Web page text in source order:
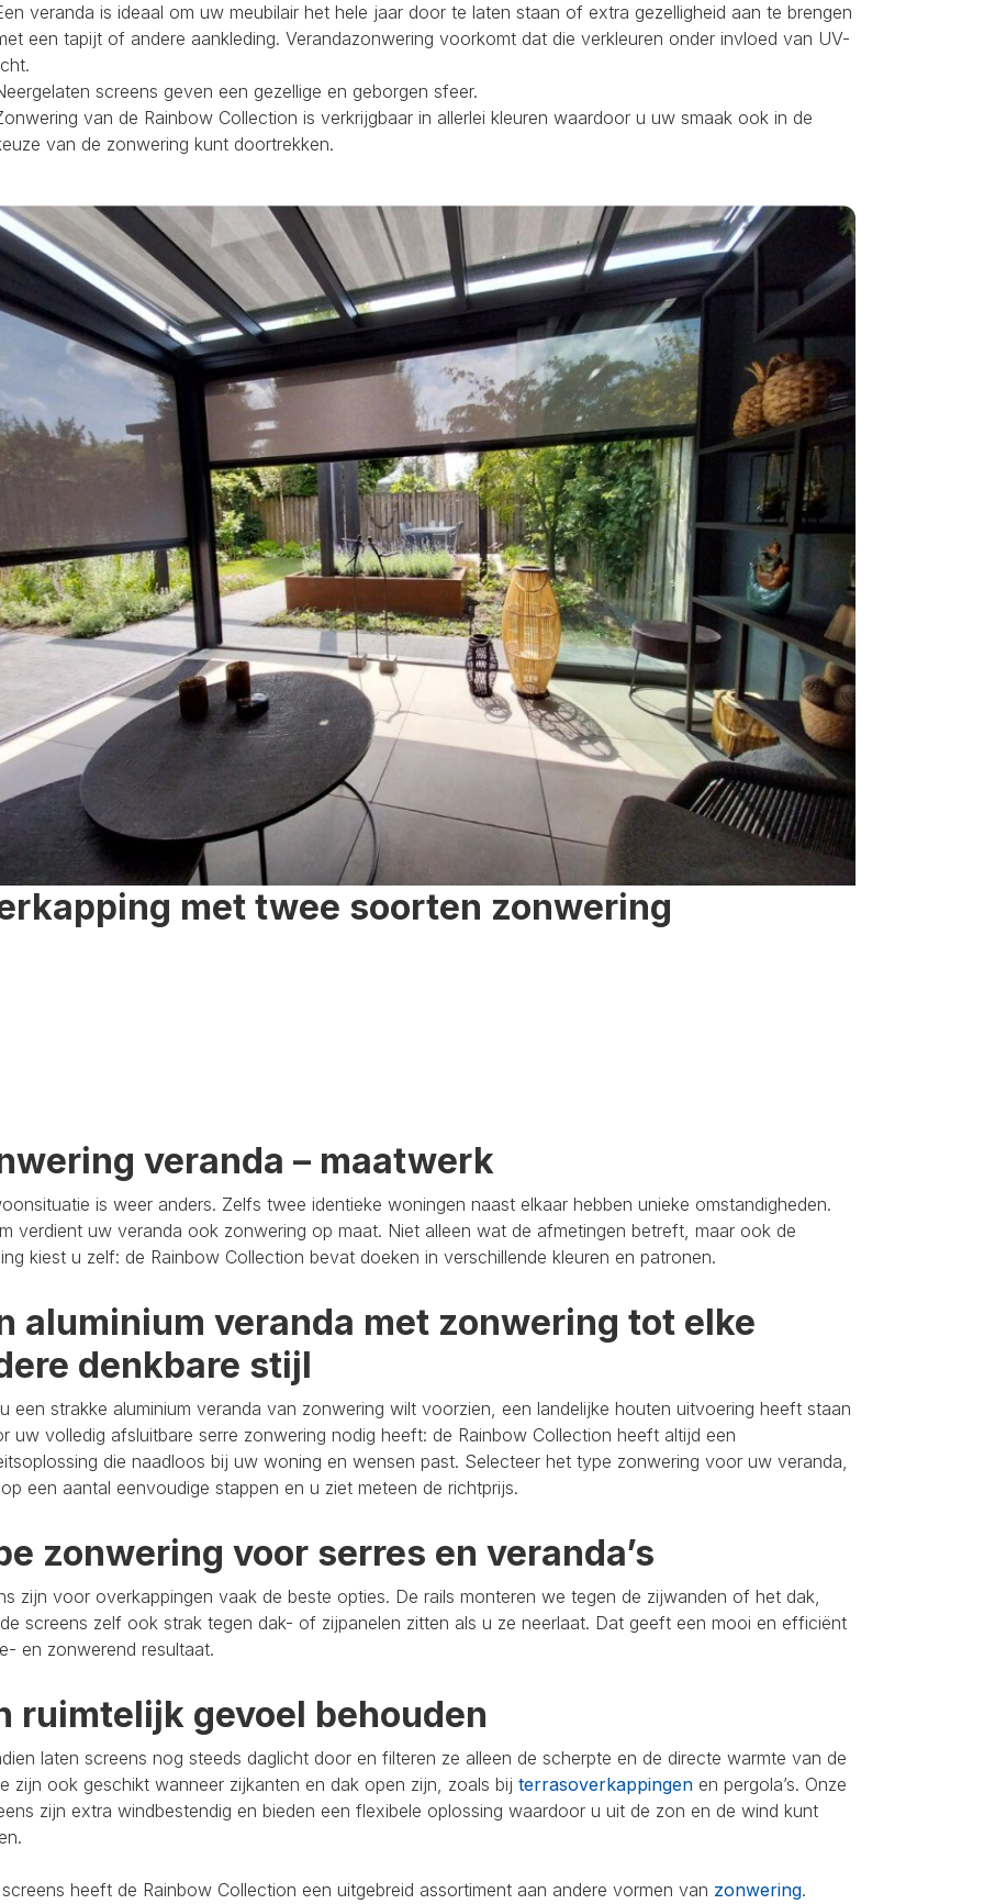
veranda is ideaal om uw meubilair het hele jaar door te laten staan of extra gezelligheid aan te brengen
een tapijt of andere aankleding. Verandazonwering voorkomt dat die verkleuren onder invloed van UV-
screens geven een gezellige en geborgen sfeer.
van de Rainbow Collection is verkrijgbaar in allerlei kleuren waardoor u uw smaak ook in de
van de zonwering kunt doortrekken.
met twee soorten zonwering
veranda – maatwerk
is weer anders. Zelfs twee identieke woningen naast elkaar hebben unieke omstandigheden.
verdient uw veranda ook zonwering op maat. Niet alleen wat de afmetingen betreft, maar ook de
kiest u zelf: de Rainbow Collection bevat doeken in verschillende kleuren en patronen.
aluminium veranda met zonwering tot elke
denkbare stijl
een strakke aluminium veranda van zonwering wilt voorzien, een landelijke houten uitvoering heeft staan
uw volledig afsluitbare serre zonwering nodig heeft: de Rainbow Collection heeft altijd een
die naadloos bij uw woning en wensen past. Selecteer het type zonwering voor uw veranda,
een aantal eenvoudige stappen en u ziet meteen de richtprijs.
zonwering voor serres en veranda’s
zijn voor overkappingen vaak de beste opties. De rails monteren we tegen de zijwanden of het dak,
screens zelf ook strak tegen dak- of zijpanelen zitten als u ze neerlaat. Dat geeft een mooi en efficiënt
en zonwerend resultaat.
ruimtelijk gevoel behouden
laten screens nog steeds daglicht door en filteren ze alleen de scherpte en de directe warmte van de
zijn ook geschikt wanneer zijkanten en dak open zijn, zoals bij terrasoverkappingen en pergola’s. Onze
zijn extra windbestendig en bieden een flexibele oplossing waardoor u uit de zon en de wind kunt
heeft de Rainbow Collection een uitgebreid assortiment aan andere vormen van zonwering.